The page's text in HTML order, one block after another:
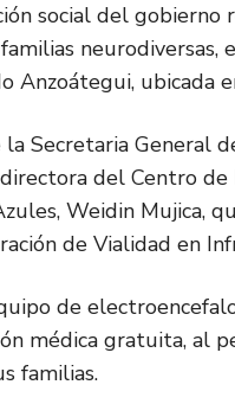
social del gobierno
ubicada
Secretaria General
del Centro
Weidin Mujica,
de Vialidad en
de
médica gratuita, al
familias.